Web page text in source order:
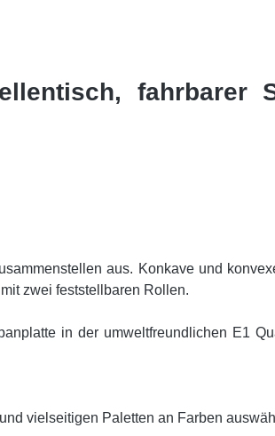
fahrbarer
aus. Konkave und
zwei feststellbaren Rollen.
in der umweltfreundlichen E1
vielseitigen Paletten an Farben